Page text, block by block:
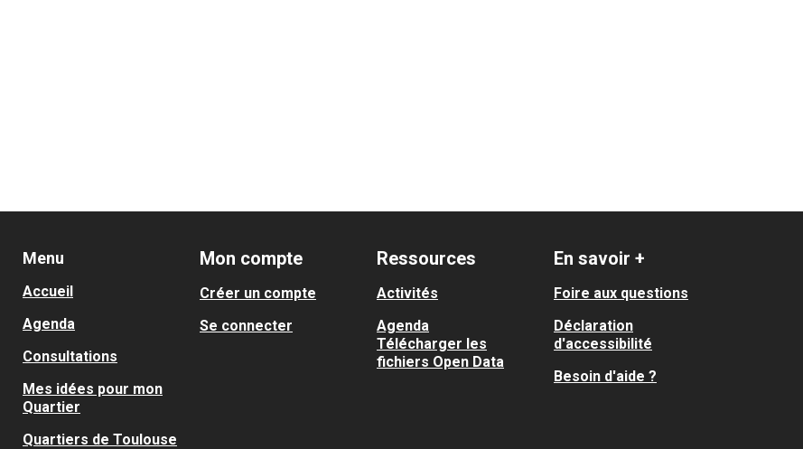
Menu
Accueil
Agenda
Consultations
Mes idées pour mon
Quartier
Quartiers de Toulouse
Mon compte
Créer un compte
Se connecter
Ressources
Activités
Agenda
Télécharger les
fichiers Open Data
En savoir +
Foire aux questions
Déclaration
d'accessibilité
Besoin d'aide ?